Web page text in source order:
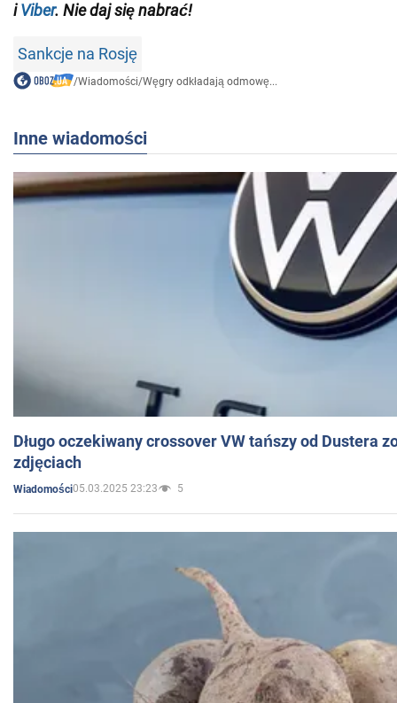
iViber. Nie daj się nabrać!
Sankcje na Rosję
/Wiadomości/Węgry odkładają odmowę...
Inne wiadomości
Długo oczekiwany crossover VW tańszy od Dustera
zdjęciach
Wiadomości05.03.2025 23:23 5